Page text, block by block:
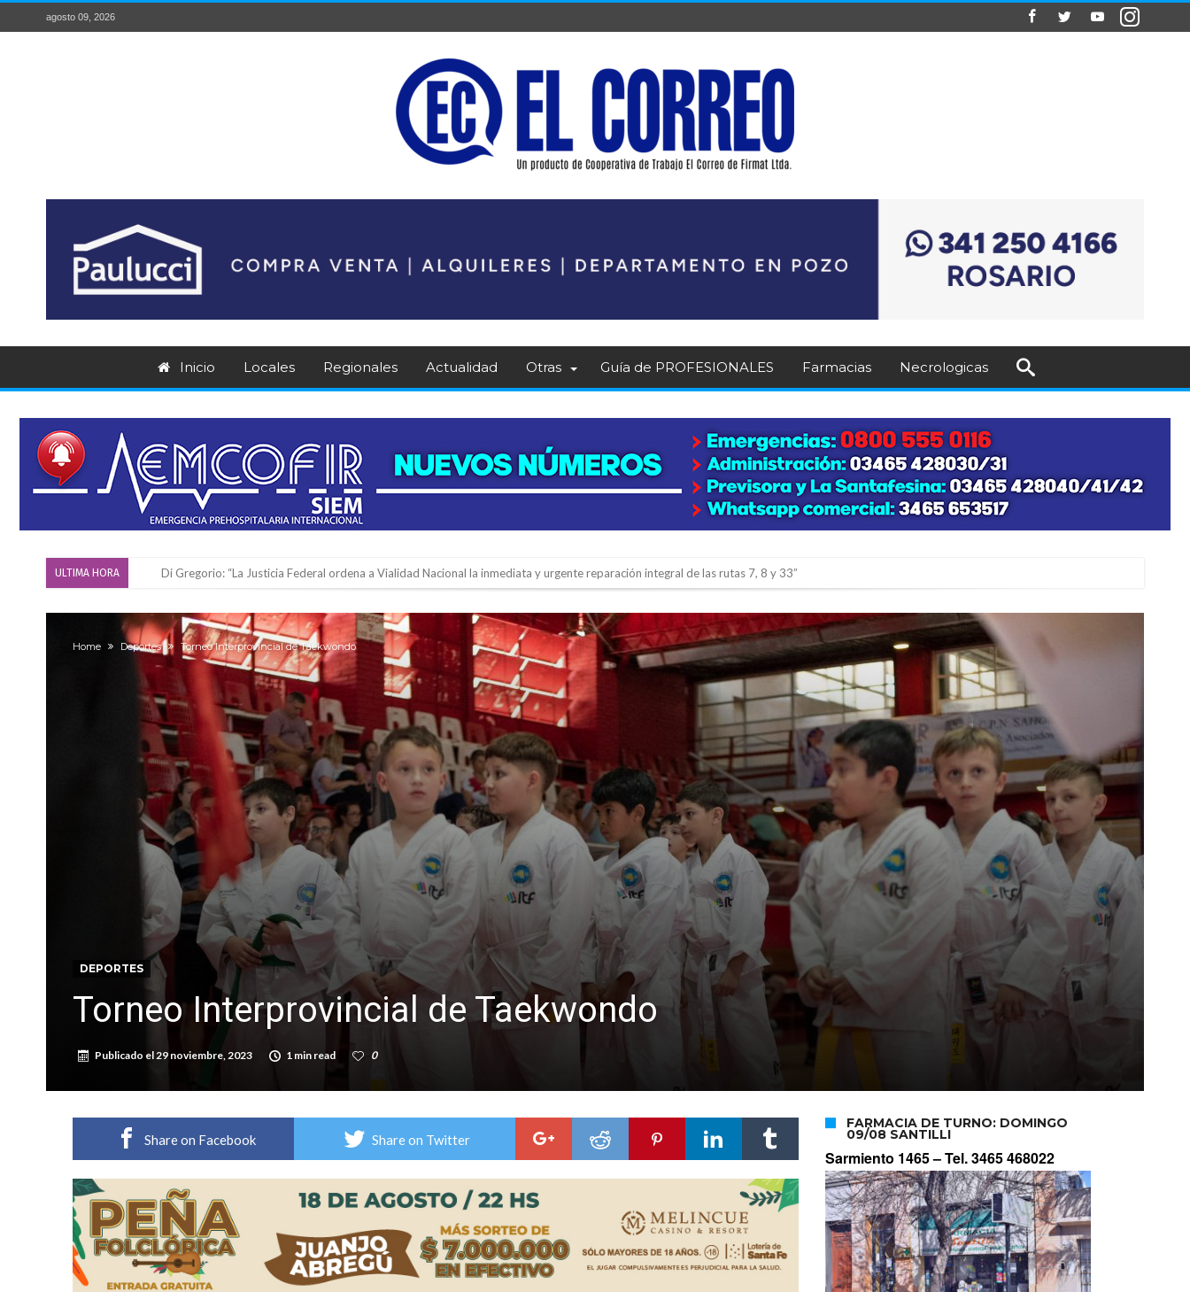
agosto 09, 2026
Inicio Locales Regionales Actualidad Otras Guía de PROFESIONALES Farmacias Necrologicas
ULTIMA HORA Di Gregorio: “La Justicia Federal ordena a Vialidad Nacional la inmediata y urgente reparación integral de las rutas 7, 8 y 33”
Firmat también tomó posición respecto a la ley de tierras
“La medicina nos salvó”: la emotiva historia de la firmatense que se recibió de médica y se reencontró con el doctor que hizo posible su nacimiento
Firmat será sede del segundo Torneo Regional de Básquet 3×3 Inclusivo
Vassalli: en potencial y con fechas diferidas, la empresa reformula sus anuncios a los trabajadores
Firmat: avanza la investigación de dos empleadas del Juzgado de Faltas por presuntas irregularidades
Villada: el viento provocó el desprendimiento del techo del galpón del ferrocarril
Violento robo en la zona rural de Firmat: maniataron a una pareja de adultos mayores
Colecta solidaria de juguetes en Firmat para el EPI y el Hospital Vilela
Home Deportes Torneo Interprovincial de Taekwondo
DEPORTES
Torneo Interprovincial de Taekwondo
Publicado el29 noviembre, 2023 1 min read 0
Share on Facebook Share on Twitter
FARMACIA DE TURNO: DOMINGO
09/08 SANTILLI
Sarmiento 1465 –Tel. 3465 468022